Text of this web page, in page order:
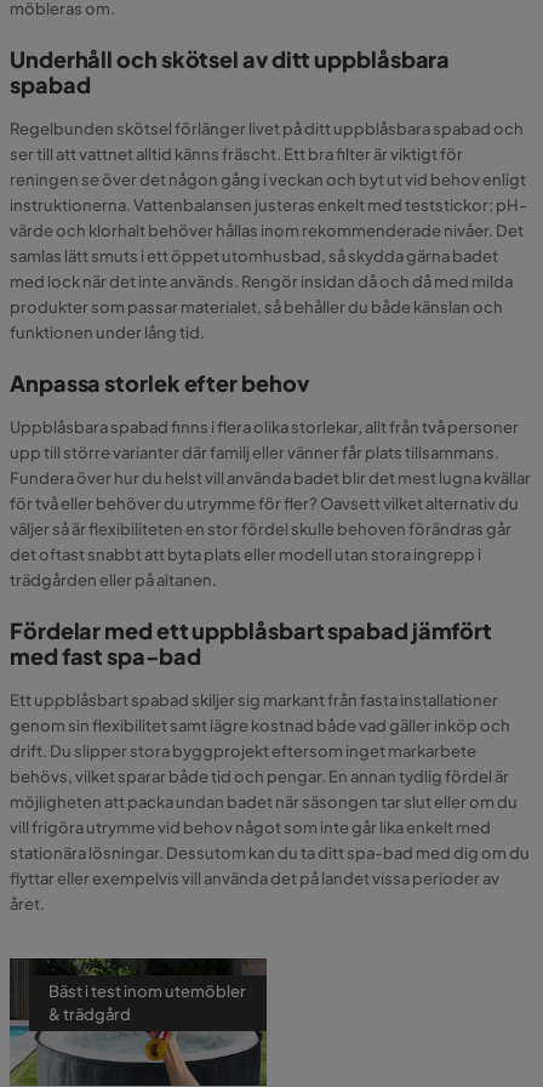
möbleras om.
Underhåll och skötsel av ditt uppblåsbara
spabad
Regelbunden skötsel förlänger livet på ditt uppblåsbara spabad och
ser till att vattnet alltid känns fräscht. Ett bra filter är viktigt för
reningen se över det någon gång i veckan och byt ut vid behov enligt
instruktionerna. Vattenbalansen justeras enkelt med teststickor; pH-
värde och klorhalt behöver hållas inom rekommenderade nivåer. Det
samlas lätt smuts i ett öppet utomhusbad, så skydda gärna badet
med lock när det inte används. Rengör insidan då och då med milda
produkter som passar materialet, så behåller du både känslan och
funktionen under lång tid.
Anpassa storlek efter behov
Uppblåsbara spabad finns i flera olika storlekar, allt från två personer
upp till större varianter där familj eller vänner får plats tillsammans.
Fundera över hur du helst vill använda badet blir det mest lugna kvällar
för två eller behöver du utrymme för fler? Oavsett vilket alternativ du
väljer så är flexibiliteten en stor fördel skulle behoven förändras går
det oftast snabbt att byta plats eller modell utan stora ingrepp i
trädgården eller på altanen.
Fördelar med ett uppblåsbart spabad jämfört
med fast spa-bad
Ett uppblåsbart spabad skiljer sig markant från fasta installationer
genom sin flexibilitet samt lägre kostnad både vad gäller inköp och
drift. Du slipper stora byggprojekt eftersom inget markarbete
behövs, vilket sparar både tid och pengar. En annan tydlig fördel är
möjligheten att packa undan badet när säsongen tar slut eller om du
vill frigöra utrymme vid behov något som inte går lika enkelt med
stationära lösningar. Dessutom kan du ta ditt spa-bad med dig om du
flyttar eller exempelvis vill använda det på landet vissa perioder av
året.
Bäst i test inom utemöbler
& trädgård